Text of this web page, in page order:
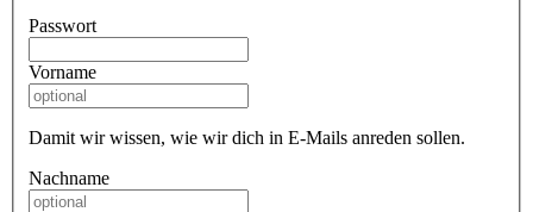
Passwort
Vorname
Damit wir wissen, wie wir dich in E-Mails anreden sollen.
Nachname